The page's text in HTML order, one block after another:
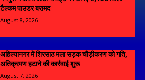
टैल्कम पाउडर बरामद
August 8, 2026
अहिल्यानगर में शिरसाठ मला सड़क चौड़ीकरण को गति,
अतिक्रमण हटाने की कार्रवाई शुरू
August 7, 2026